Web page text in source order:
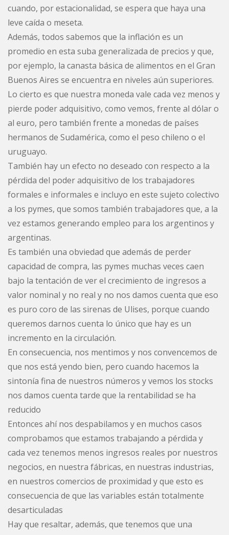
cuando, por estacionalidad, se espera que haya una
leve caída o meseta.
Además, todos sabemos que la inflación es un
promedio en esta suba generalizada de precios y que,
por ejemplo, la canasta básica de alimentos en el Gran
Buenos Aires se encuentra en niveles aún superiores.
Lo cierto es que nuestra moneda vale cada vez menos y
pierde poder adquisitivo, como vemos, frente al dólar o
al euro, pero también frente a monedas de países
hermanos de Sudamérica, como el peso chileno o el
uruguayo.
También hay un efecto no deseado con respecto a la
pérdida del poder adquisitivo de los trabajadores
formales e informales e incluyo en este sujeto colectivo
a los pymes, que somos también trabajadores que, a la
vez estamos generando empleo para los argentinos y
argentinas.
Es también una obviedad que además de perder
capacidad de compra, las pymes muchas veces caen
bajo la tentación de ver el crecimiento de ingresos a
valor nominal y no real y no nos damos cuenta que eso
es puro coro de las sirenas de Ulises, porque cuando
queremos darnos cuenta lo único que hay es un
incremento en la circulación.
En consecuencia, nos mentimos y nos convencemos de
que nos está yendo bien, pero cuando hacemos la
sintonía fina de nuestros números y vemos los stocks
nos damos cuenta tarde que la rentabilidad se ha
reducido
Entonces ahí nos despabilamos y en muchos casos
comprobamos que estamos trabajando a pérdida y
cada vez tenemos menos ingresos reales por nuestros
negocios, en nuestra fábricas, en nuestras industrias,
en nuestros comercios de proximidad y que esto es
consecuencia de que las variables están totalmente
desarticuladas
Hay que resaltar, además, que tenemos que una